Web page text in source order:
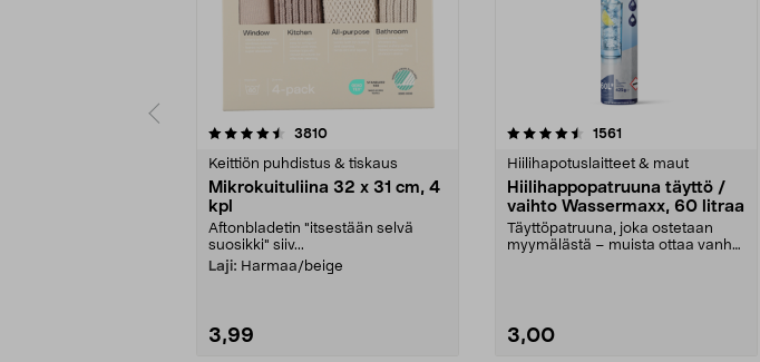
3810arvostelut
Keittiön puhdistus & tiskaus
Mikrokuituliina 32 x 31 cm, 4
kpl
Aftonbladetin "itsestään selvä
suosikki" siiv...
Laji: Harmaa/beige
3,99
4.5viidestä
1561
Hiilihapotuslaitteet & maut
Hiilihappopatruuna täyttö /
vaihto Wassermaxx, 60 litraa
Täyttöpatruuna, joka ostetaan
myymälästä – muista ottaa vanha
3,00
4.5viidestä